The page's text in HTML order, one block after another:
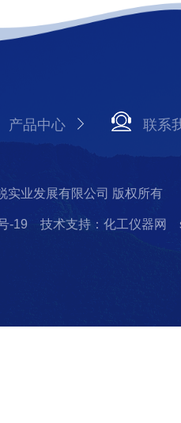
产品中心 联系
实业发展有限公司 版权所有
-19 技术支持：化工仪器网